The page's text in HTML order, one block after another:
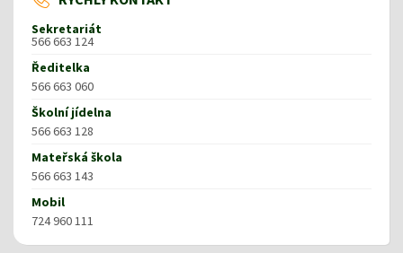
Sekretariát
566 663 124
Ředitelka
566 663 060
Školní jídelna
566 663 128
Mateřská škola
566 663 143
Mobil
724 960 111